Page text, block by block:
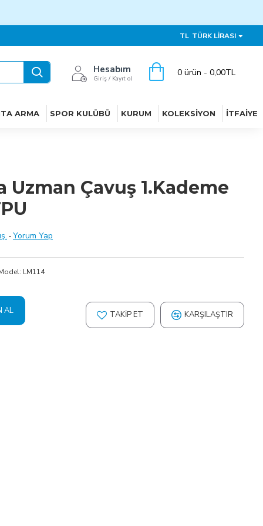
TL TÜRK LIRASI
Hesabım
Giriş / Kayıt ol
0 ürün - 0,00TL
ARMA SPOR KULÜBÜ KURUM KOLEKSIYON İTFAIYE
Uzman Çavuş 1.Kademe
-Yorum Yap
LM114
AL TAKIP ET KARŞILAŞTIR